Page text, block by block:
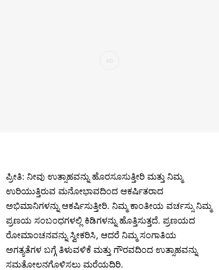
ಪ್ರೀತಿ: ನೀವು ಉತ್ಸಾಹವನ್ನು ಹೊರಸೂಸುತ್ತೀರಿ ಮತ್ತು ನಿಮ್ಮ
ಉರಿಯುತ್ತಿರುವ ಮನೋಭಾವದಿಂದ ಆಕರ್ಷಿತರಾದ
ಅಭಿಮಾನಿಗಳನ್ನು ಆಕರ್ಷಿಸುತ್ತೀರಿ. ನಿಮ್ಮ ಕಾಂತೀಯ ವರ್ಚಸ್ಸು ನಿಮ್ಮ
ಪ್ರಣಯ ಸಂಬಂಧಗಳಲ್ಲಿ ಕಿಡಿಗಳನ್ನು ಹೊತ್ತಿಸುತ್ತದೆ. ಪ್ರಣಯದ
ರೋಮಾಂಚನವನ್ನು ಸ್ವೀಕರಿಸಿ, ಆದರೆ ನಿಮ್ಮ ಸಂಗಾತಿಯ
ಅಗತ್ಯತೆಗಳ ಬಗ್ಗೆ ತಿಳುವಳಿಕೆ ಮತ್ತು ಗೌರವದಿಂದ ಉತ್ಸಾಹವನ್ನು
ಸಮತೋಲನಗೊಳಿಸಲು ಮರೆಯದಿರಿ.